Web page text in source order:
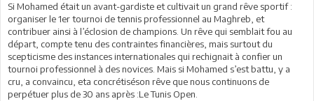
Si Mohamed était un avant-gardiste et cultivait un grand rêve sportif :
organiser le 1er tournoi de tennis professionnel au Maghreb, et
contribuer ainsi à l’éclosion de champions. Un rêve qui semblait fou au
départ, compte tenu des contraintes financières, mais surtout du
scepticisme des instances internationales qui rechignait à confier un
tournoi professionnel à des novices. Mais si Mohamed s’est battu, y a
cru, a convaincu, eta concrétiséson rêve que nous continuons de
perpétuer plus de 30 ans après :Le Tunis Open.